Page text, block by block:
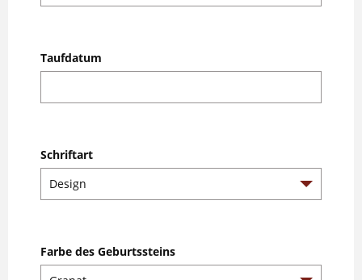
Taufdatum
Schriftart
Farbe des Geburtssteins